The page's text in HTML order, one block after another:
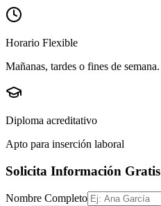
Horario Flexible
Mañanas, tardes o fines de semana.
Diploma acreditativo
Apto para inserción laboral
Solicita Información Gratis
Nombre Completo